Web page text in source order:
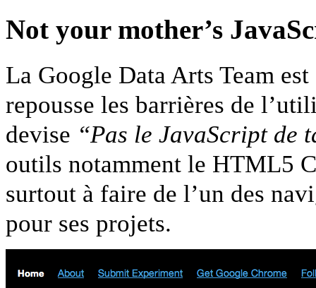
Not your mother’s
La Google Data Arts Team
repousse les barrières de
devise “Pas le JavaScript de
outils notamment le HTML5
surtout à faire de l’un des
pour ses projets.